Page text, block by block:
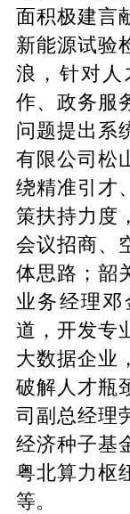
面积极建言
新能源试验
浪，针对人
作、政务服
问题提出系
有限公司松
绕精准引才
策扶持力度
会议招商、
体思路；韶
业务经理
道，开发专
大数据企业
破解人才瓶
司副总经理
经济种子基
粤北算力枢
等。